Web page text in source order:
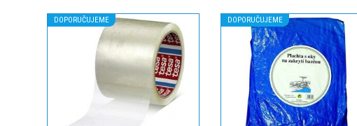
DOPORUČUJEME DOPORUČUJEME